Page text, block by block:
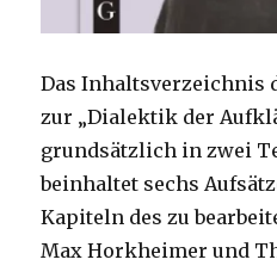
Das Inhaltsverzeichnis
zur „Dialektik der
grundsätzlich in zwei
beinhaltet sechs
Kapiteln des zu
Max Horkheimer und